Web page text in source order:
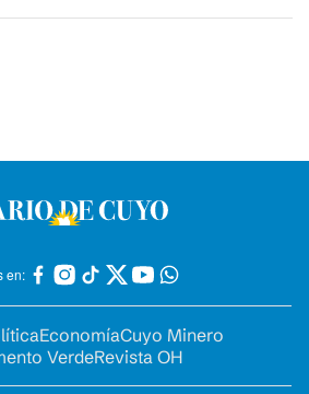
en:
EconomíaCuyo Minero
VerdeRevista OH